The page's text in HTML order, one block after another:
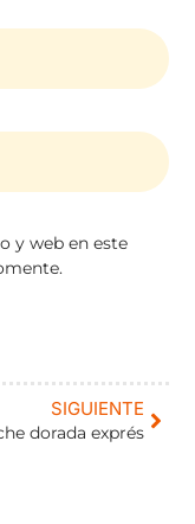
y web en este
SIGUIENTE
dorada exprés